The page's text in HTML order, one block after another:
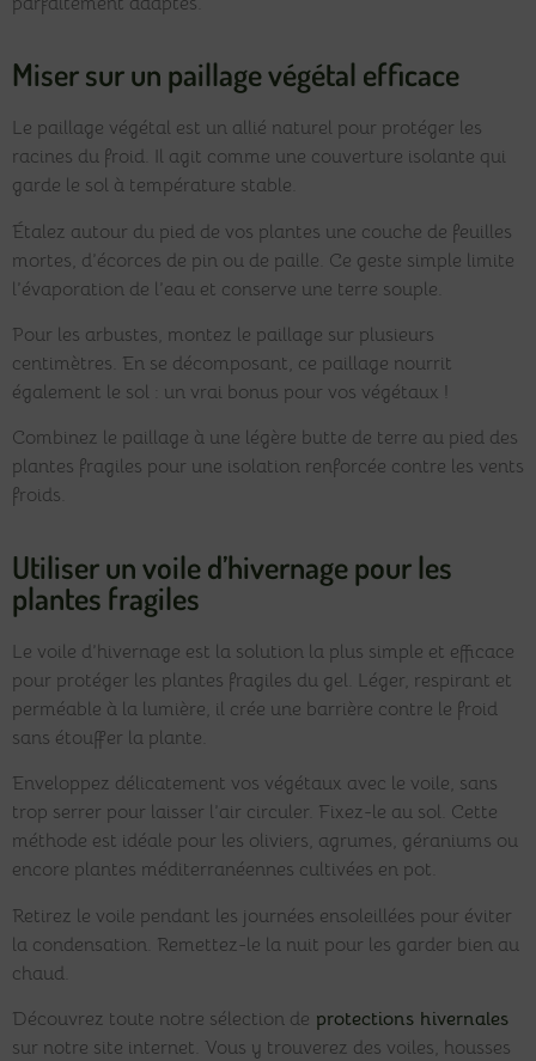
Miser sur un paillage végétal efficace
Le paillage végétal est un allié naturel pour protéger les
racines du froid. Il agit comme une couverture isolante qui
garde le sol à température stable.
Étalez autour du pied de vos plantes une couche de feuilles
mortes, d’écorces de pin ou de paille. Ce geste simple limite
l’évaporation de l’eau et conserve une terre souple.
Pour les arbustes, montez le paillage sur plusieurs
centimètres. En se décomposant, ce paillage nourrit
également le sol : un vrai bonus pour vos végétaux !
Combinez le paillage à une légère butte de terre au pied des
plantes fragiles pour une isolation renforcée contre les vents
froids.
Utiliser un voile d’hivernage pour les
plantes fragiles
Le voile d’hivernage est la solution la plus simple et efficace
pour protéger les plantes fragiles du gel. Léger, respirant et
perméable à la lumière, il crée une barrière contre le froid
sans étouffer la plante.
Enveloppez délicatement vos végétaux avec le voile, sans
trop serrer pour laisser l’air circuler. Fixez-le au sol. Cette
méthode est idéale pour les oliviers, agrumes, géraniums ou
encore plantes méditerranéennes cultivées en pot.
Retirez le voile pendant les journées ensoleillées pour éviter
la condensation. Remettez-le la nuit pour les garder bien au
chaud.
Découvrez toute notre sélection de protections hivernales
sur notre site internet. Vous y trouverez des voiles, housses